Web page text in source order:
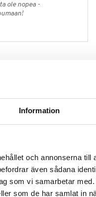
Information
och annonserna till
även sådana
som vi samarbetar
som de har samlat in
ole nopea -
suoja keholle ja
ja ylläpitämään
ja MVE-
iholle.
Älä altista pieniä
vaikka käyttäisit
aurinkosuojavoidetta
kourallinen, suojan